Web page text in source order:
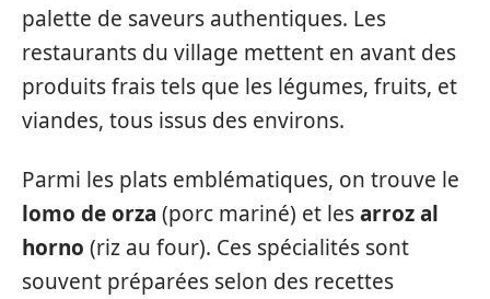
palette de saveurs authentiques. Les
restaurants du village mettent en avant des
produits frais tels que les légumes, fruits, et
viandes, tous issus des environs.
Parmi les plats emblématiques, on trouve le
lomo de orza (porc mariné) et lesarroz al
horno (riz au four). Ces spécialités sont
souvent préparées selon des recettes